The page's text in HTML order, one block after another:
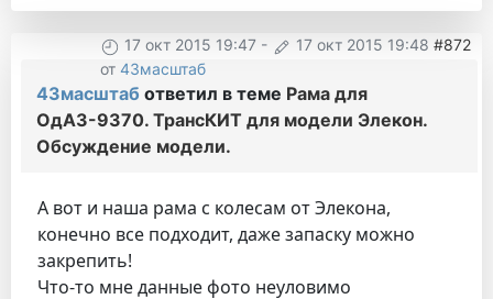
17 окт 2015 19:47 - 17 окт 2015 19:48 #872
от 43масштаб
43масштаб ответил в теме Рама для
ОдАЗ-9370. ТрансКИТ для модели Элекон.
Обсуждение модели.
А вот и наша рама с колесам от Элекона,
конечно все подходит, даже запаску можно
закрепить!
Что-то мне данные фото неуловимо